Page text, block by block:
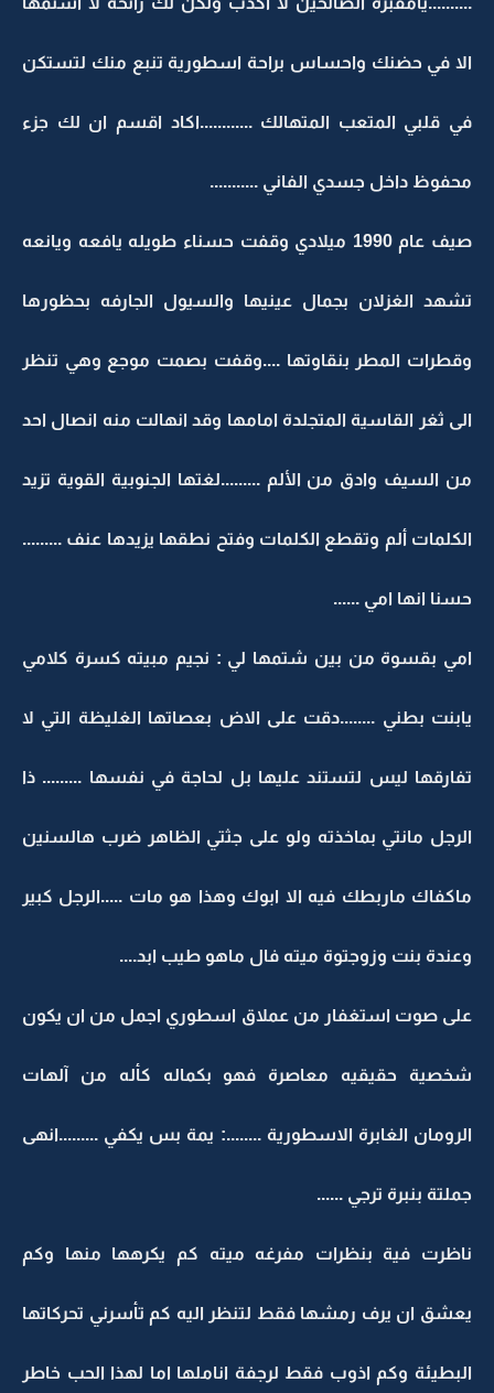
الا في حضنك واحساس براحة اسطورية تنبع منك لتستكن
في قلبي المتعب المتهالك ............اكاد اقسم ان لك جزء
محفوظ داخل جسدي الفاني ...........
صيف عام 1990 ميلادي وقفت حسناء طويله يافعه ويانعه
تشهد الغزلان بجمال عينيها والسيول الجارفه بحظورها
وقطرات المطر بنقاوتها ....وقفت بصمت موجع وهي تنظر
الى ثغر القاسية المتجلدة امامها وقد انهالت منه انصال احد
من السيف وادق من الألم .........لغتها الجنوبية القوية تزيد
الكلمات ألم وتقطع الكلمات وفتح نطقها يزيدها عنف .........
حسنا انها امي ......
امي بقسوة من بين شتمها لي : نجيم مبيته كسرة كلامي
يابنت بطني ........دقت على الاض بعصاتها الغليظة التي لا
تفارقها ليس لتستند عليها بل لحاجة في نفسها ......... ذا
الرجل مانتي بماخذته ولو على جثتي الظاهر ضرب هالسنين
ماكفاك ماربطك فيه الا ابوك وهذا هو مات .....الرجل كبير
وعندة بنت وزوجتوة ميته فال ماهو طيب ابد....
على صوت استغفار من عملاق اسطوري اجمل من ان يكون
شخصية حقيقيه معاصرة فهو بكماله كأله من آلهات
الرومان الغابرة الاسطورية ........: يمة بس يكفي .........انهى
جملتة بنبرة ترجي ......
ناظرت فية بنظرات مفرغه ميته كم يكرهها منها وكم
يعشق ان يرف رمشها فقط لتنظر اليه كم تأسرني تحركاتها
البطيئة وكم اذوب فقط لرجفة اناملها اما لهذا الحب خاطر